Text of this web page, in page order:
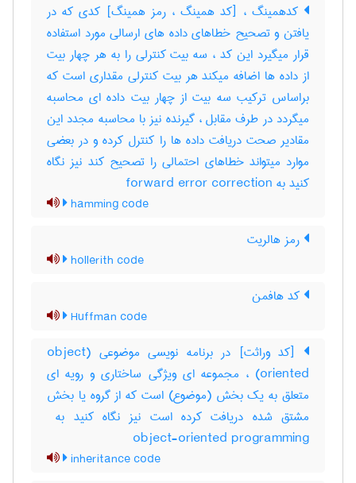
کدهمینگ ، [کد همینگ ، رمز همینگ] کدی که در
یافتن و تصحیح خطاهای داده های ارسالی مورد استفاده
قرار میگیرد این کد ، سه بیت کنترلی را به هر چهار بیت
از داده ها اضافه میکند هر بیت کنترلی مقداری است که
براساس ترکیب سه بیت از چهار بیت داده ای محاسبه
میگردد در طرف مقابل ، گیرنده نیز با محاسبه مجدد این
مقادیر صحت دریافت داده ها را کنترل کرده و در بعضی
موارد میتواند خطاهای احتمالی را تصحیح کند نیز نگاه
کنید به ‎ forward error correction
hamming code
رمز هالریت
hollerith code
کد هافمن
Huffman code
[کد وراثت] در برنامه نویسی موضوعی (‎object
oriented) ، مجموعه ای ویژگی ساختاری و رویه ای
متعلق به یک بخش (موضوع) است که از گروه یا بخش
object-oriented programming
inheritance code